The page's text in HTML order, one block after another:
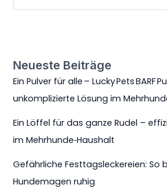
Neueste Beiträge
Ein Pulver für alle – Lucky Pets BARF
unkomplizierte Lösung im
Ein Löffel für das ganze Rudel –
im Mehrhunde‑Haushalt
Gefährliche Festtagsleckereien: So
Hundemagen ruhig